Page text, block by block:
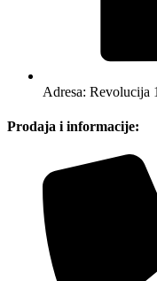
Adresa: Revolucija
Prodaja i informacije: